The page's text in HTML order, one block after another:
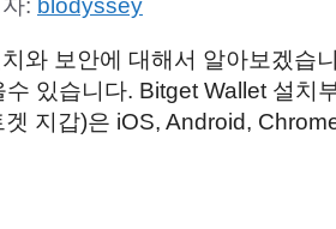
: blodyssey
와 보안에 대해서 알아보겠습
있습니다. Bitget Wallet 설
지갑)은 iOS, Android,